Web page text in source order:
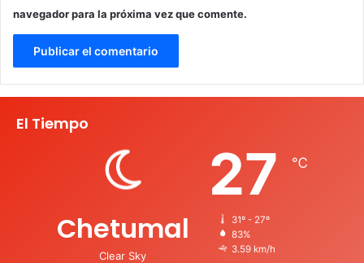
navegador para la próxima vez que comente.
El Tiempo
Chetumal
Clear Sky
27 ℃
31º - 27º
83%
3.59 km/h